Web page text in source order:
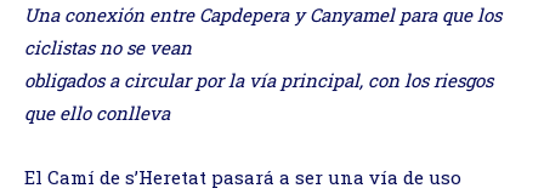
Una conexión entre Capdepera y Canyamel para que los
ciclistas no se vean
obligados a circular por la vía principal, con los riesgos
que ello conlleva
El Camí de s’Heretat pasará a ser una vía de uso